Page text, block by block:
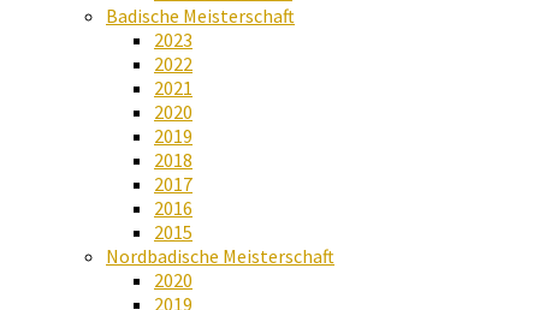
Badische Meisterschaft
2023
2022
2021
2020
2019
2018
2017
2016
2015
Nordbadische Meisterschaft
2020
2019